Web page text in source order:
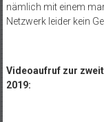
nämlich mit einem
Netzwerk leider kein
Videoaufruf zur
2019: